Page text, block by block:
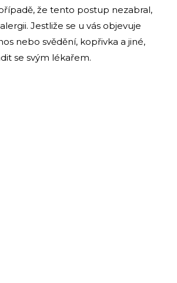
že tento postup nezabral,
Jestliže se u vás objevuje
nebo svědění, kopřivka a jiné,
se svým lékařem.